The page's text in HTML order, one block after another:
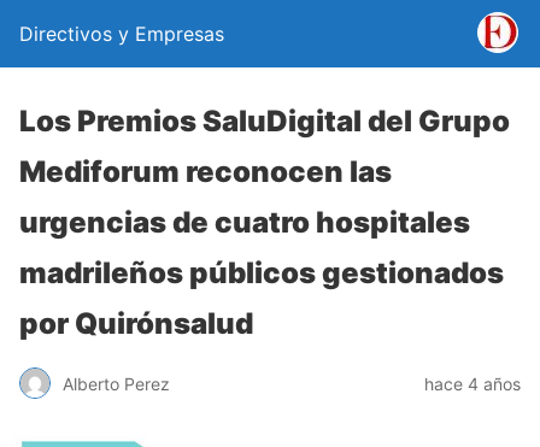
Directivos y Empresas
Los Premios SaluDigital del Grupo
Mediforum reconocen las
urgencias de cuatro hospitales
madrileños públicos gestionados
por Quirónsalud
Alberto Perez hace 4 años